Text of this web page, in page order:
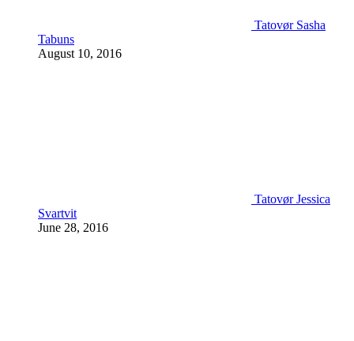
Tatovør Sasha
Tabuns
August 10, 2016
Tatovør Jessica
Svartvit
June 28, 2016